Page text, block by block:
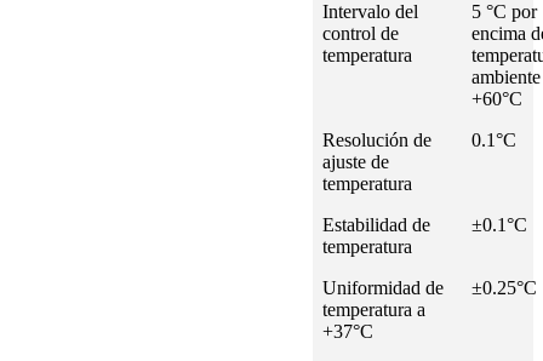
Intervalo del
control de
temperatura
5 °C por
encima
+60°C
Resolución de
ajuste de
temperatura
0.1°C
Estabilidad de
temperatura
±0.1°C
Uniformidad de
temperatura a
+37°C
±0.25°C